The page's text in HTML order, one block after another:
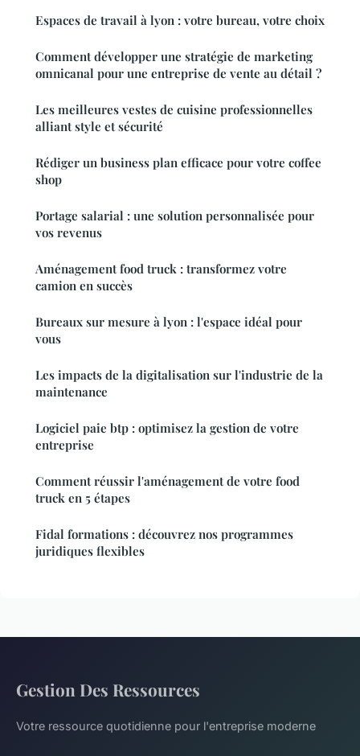
Espaces de travail à lyon : votre bureau, votre choix
Comment développer une stratégie de marketing
omnicanal pour une entreprise de vente au détail ?
Les meilleures vestes de cuisine professionnelles
alliant style et sécurité
Rédiger un business plan efficace pour votre coffee
shop
Portage salarial : une solution personnalisée pour
vos revenus
Aménagement food truck : transformez votre
camion en succès
Bureaux sur mesure à lyon : l'espace idéal pour
vous
Les impacts de la digitalisation sur l'industrie de la
maintenance
Logiciel paie btp : optimisez la gestion de votre
entreprise
Comment réussir l'aménagement de votre food
truck en 5 étapes
Fidal formations : découvrez nos programmes
juridiques flexibles
Gestion Des Ressources
Votre ressource quotidienne pour l'entreprise moderne